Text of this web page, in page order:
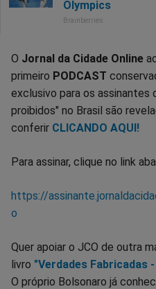
O Jornal da Cidade Online
primeiro PODCAST
exclusivo para os assinantes
proibidos" no Brasil são
conferir CLICANDO AQUI!
Para assinar, clique no link
https://
o
Quer apoiar o JCO de outra
livro "Verdades Fabricadas
O próprio Bolsonaro já